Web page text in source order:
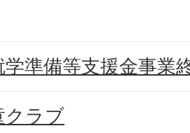
学準備等支援金事業
クラブ